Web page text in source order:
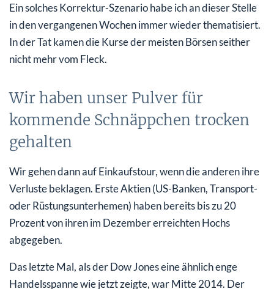
Ein solches Korrektur-Szenario habe ich an dieser Stelle
in den vergangenen Wochen immer wieder thematisiert.
In der Tat kamen die Kurse der meisten Börsen seither
nicht mehr vom Fleck.
Wir haben unser Pulver für
kommende Schnäppchen trocken
gehalten
Wir gehen dann auf Einkaufstour, wenn die anderen ihre
Verluste beklagen. Erste Aktien (US-Banken, Transport-
oder Rüstungsunterhemen) haben bereits bis zu 20
Prozent von ihren im Dezember erreichten Hochs
abgegeben.
Das letzte Mal, als der Dow Jones eine ähnlich enge
Handelsspanne wie jetzt zeigte, war Mitte 2014. Der